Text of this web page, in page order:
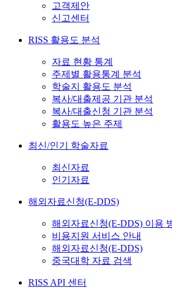
고객제안
신고센터
RISS 활용도 분석
자료 현황 통계
주제별 활용통계 분석
학술지 활용도 분석
복사/대출제공 기관 분석
복사/대출신청 기관 분석
활용도 높은 주제
최신/인기 학술자료
최신자료
인기자료
해외자료신청(E-DDS)
해외자료신청(E-DDS) 이용
비용지원 서비스 안내
해외자료신청(E-DDS)
중국대학 자료 검색
RISS API 센터